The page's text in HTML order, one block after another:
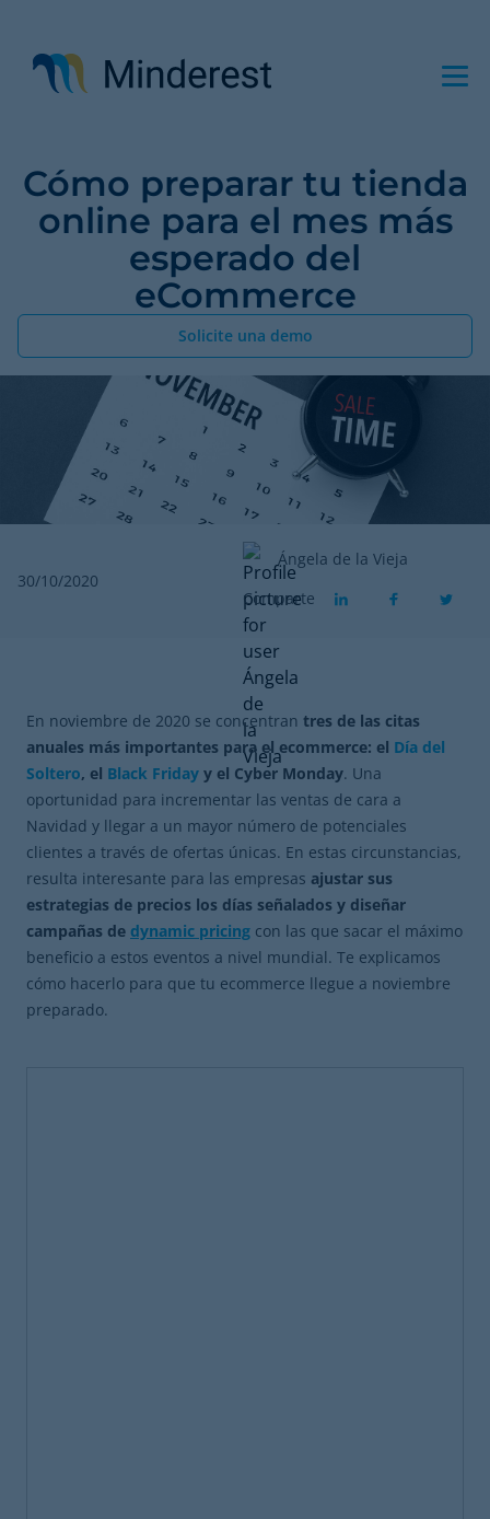
contenido
principal
Cómo preparar tu tienda
online para el mes más
esperado del
eCommerce
Solicite una demo
30/10/2020
Ángela de la Vieja
Comparte
En noviembre de 2020 se concentran tres de las citas
anuales más importantes para el ecommerce: el Día del
Soltero, el Black Friday y el Cyber Monday. Una
oportunidad para incrementar las ventas de cara a
Navidad y llegar a un mayor número de potenciales
clientes a través de ofertas únicas. En estas circunstancias,
resulta interesante para las empresas ajustar sus
estrategias de precios los días señalados y diseñar
campañas de dynamic pricing con las que sacar el máximo
beneficio a estos eventos a nivel mundial. Te explicamos
cómo hacerlo para que tu ecommerce llegue a noviembre
preparado.